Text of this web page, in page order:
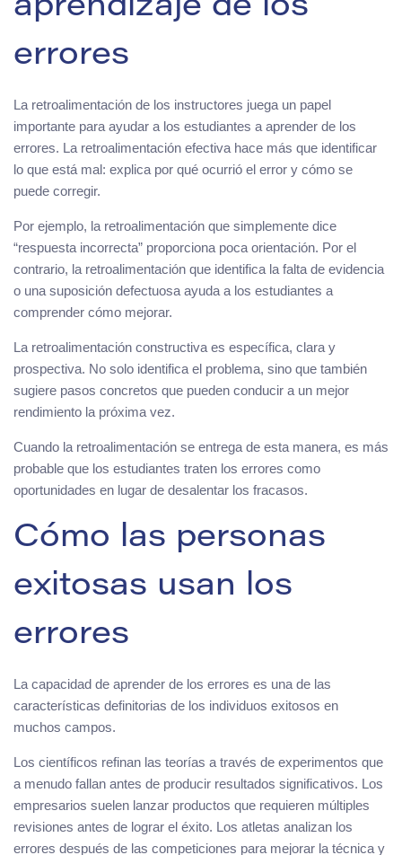
aprendizaje de los
errores
La retroalimentación de los instructores juega un papel
importante para ayudar a los estudiantes a aprender de los
errores. La retroalimentación efectiva hace más que identificar
lo que está mal: explica por qué ocurrió el error y cómo se
puede corregir.
Por ejemplo, la retroalimentación que simplemente dice
“respuesta incorrecta” proporciona poca orientación. Por el
contrario, la retroalimentación que identifica la falta de evidencia
o una suposición defectuosa ayuda a los estudiantes a
comprender cómo mejorar.
La retroalimentación constructiva es específica, clara y
prospectiva. No solo identifica el problema, sino que también
sugiere pasos concretos que pueden conducir a un mejor
rendimiento la próxima vez.
Cuando la retroalimentación se entrega de esta manera, es más
probable que los estudiantes traten los errores como
oportunidades en lugar de desalentar los fracasos.
Cómo las personas
exitosas usan los
errores
La capacidad de aprender de los errores es una de las
características definitorias de los individuos exitosos en
muchos campos.
Los científicos refinan las teorías a través de experimentos que
a menudo fallan antes de producir resultados significativos. Los
empresarios suelen lanzar productos que requieren múltiples
revisiones antes de lograr el éxito. Los atletas analizan los
errores después de las competiciones para mejorar la técnica y